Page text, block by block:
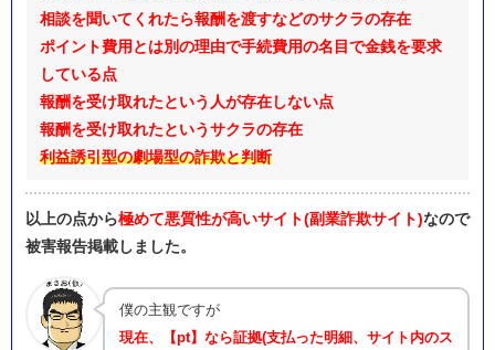
相談を聞いてくれたら報酬を渡すなどのサクラの存在
ポイント費用とは別の理由で手続費用の名目で金銭を要求
している点
報酬を受け取れたという人が存在しない点
報酬を受け取れたというサクラの存在
利益誘引型の劇場型の詐欺と判断
以上の点から極めて悪質性が高いサイト(副業詐欺サイト)なので
被害報告掲載しました。
僕の主観ですが
現在、【pt】なら証拠(支払った明細、サイト内のス